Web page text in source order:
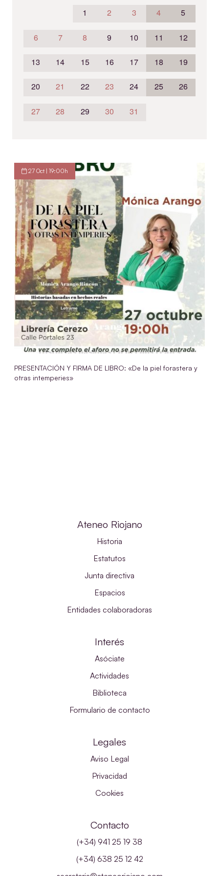
1
2 3 4 5
6 7 8 9 10 11 12
13 14 15 16 17 18 19
20 21 22 23 24 25 26
27 28 29 30 31
27 Oct | 19:00h
PRESENTACIÓN Y FIRMA DE LIBRO: «De la piel forastera y
otras intemperies»
Ateneo Riojano
Historia
Estatutos
Junta directiva
Espacios
Entidades colaboradoras
Interés
Asóciate
Actividades
Biblioteca
Formulario de contacto
Legales
Aviso Legal
Privacidad
Cookies
Contacto
(+34) 941 25 19 38
(+34) 638 25 12 42